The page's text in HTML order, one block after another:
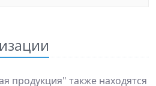
продукция" также находятся